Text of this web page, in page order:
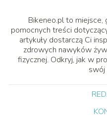
Bikeneo.pl to miejsce,
pomocnych treści
artykuły dostarczą Ci
zdrowych nawyków
fizycznej. Odkryj, jak w
swój